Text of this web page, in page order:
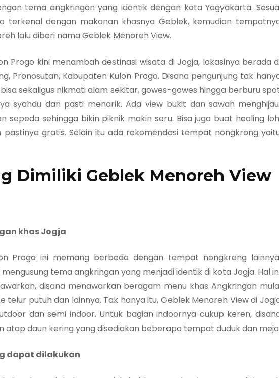
tema angkringan yang identik dengan kota Yogyakarta.
terkenal dengan makanan khasnya Geblek, kemudian
lalu diberi nama Geblek Menoreh View.
Progo kini menambah destinasi wisata di Jogja, lokasinya berada
Pronosutan, Kabupaten Kulon Progo. Disana pengunjung tak
sekaligus nikmati alam sekitar, gowes-gowes hingga berburu
syahdu dan pasti menarik. Ada view bukit dan sawah
sepeda sehingga bikin piknik makin seru. Bisa juga buat healing
gratis. Selain itu ada rekomendasi tempat nongkrong
Dimiliki Geblek Menoreh View
khas Jogja
Progo ini memang berbeda dengan tempat nongkrong
tema angkringan yang menjadi identik di kota Jogja. Hal
disana menawarkan beragam menu khas Angkringan
telur putuh dan lainnya. Tak hanya itu, Geblek Menoreh View di
dan semi indoor. Untuk bagian indoornya cukup keren,
atap daun kering yang disediakan beberapa tempat duduk dan
dapat dilakukan